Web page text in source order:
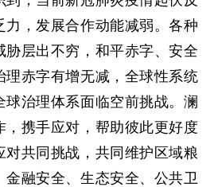
力，发展合作动能减弱。各种
胁层出不穷，和平赤字、安全
理赤字有增无减，全球性系统
治理体系面临空前挑战。澜
，携手应对，帮助彼此更好度
对共同挑战，共同维护区域粮
金融安全、生态安全、公共卫